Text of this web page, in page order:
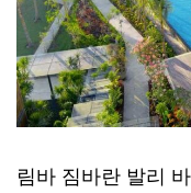
림바 짐바란 발리